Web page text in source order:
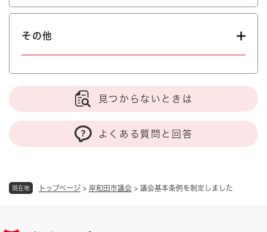
現在地 トップページ > 岸和田市議会 > 議会基本条例を制定しました
その他
見つからないときは
よくある質問と回答